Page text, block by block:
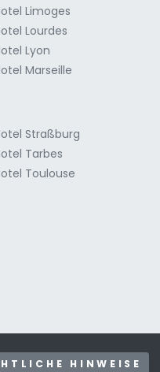
Limoges
Lourdes
Lyon
Marseille
Straßburg
Tarbes
Toulouse
HINWEISE